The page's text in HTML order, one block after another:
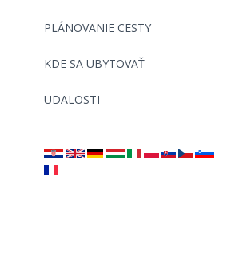
PLÁNOVANIE CESTY
KDE SA UBYTOVAŤ
UDALOSTI